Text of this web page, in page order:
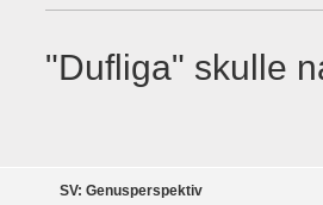
"Dufliga" skulle
SV: Genusperspektiv